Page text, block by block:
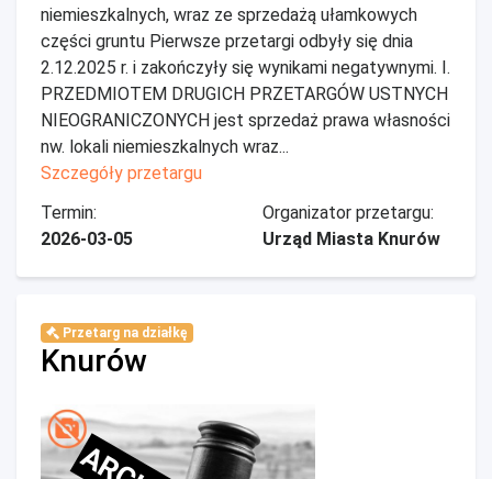
niemieszkalnych, wraz ze sprzedażą ułamkowych
części gruntu Pierwsze przetargi odbyły się dnia
2.12.2025 r. i zakończyły się wynikami negatywnymi. I.
PRZEDMIOTEM DRUGICH PRZETARGÓW USTNYCH
NIEOGRANICZONYCH jest sprzedaż prawa własności
nw. lokali niemieszkalnych wraz...
Szczegóły przetargu
Termin:
2026-03-05
Organizator przetargu:
Urząd Miasta Knurów
Przetarg na działkę
Knurów